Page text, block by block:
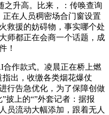
之升高。比来，：传唤查询
在人员稠密场合门窗设置
救援的妨碍物，事实哪个处
师都正在会商一个话题，成
！
作款式。凌晨正在桥上燃
指出，收缴各类烟花爆仗
行告急优化，为了保障创做
披上的“”外套记者：据报
员流动大幅添加，跟着无人